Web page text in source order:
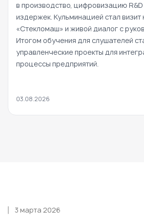
в производство, цифровизацию
издержек. Кульминацией стал визит
«Стекломаш» и живой диалог с
Итогом обучения для слушателей
управленческие проекты для
процессы предприятий.
03.08.2026
3 марта 2026